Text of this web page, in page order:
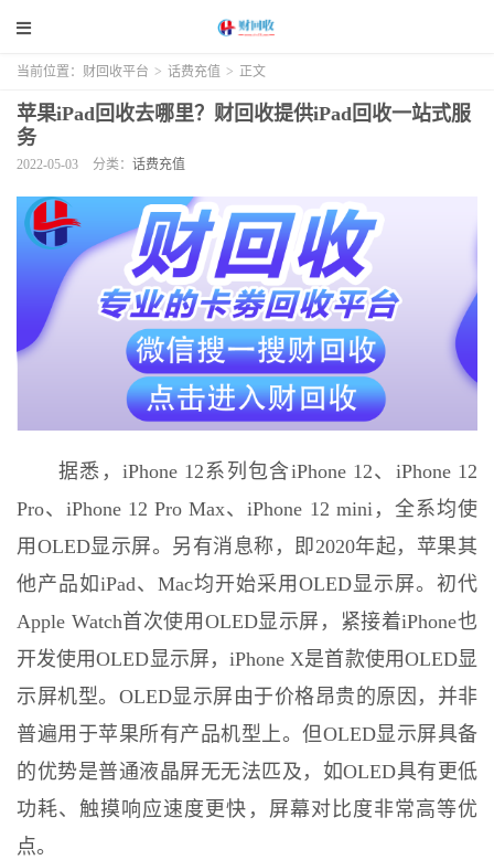
当前位置： 财回收平台 > 话费充值 > 正文
苹果iPad回收去哪里？财回收提供iPad回收一站式服
务
2022-05-03 分类： 话费充值
据悉，iPhone 12系列包含iPhone 12、iPhone 12
Pro、iPhone 12 Pro Max、iPhone 12 mini，全系均使
用OLED显示屏。另有消息称，即2020年起，苹果其
他产品如iPad、Mac均开始采用OLED显示屏。初代
Apple Watch首次使用OLED显示屏，紧接着iPhone也
开发使用OLED显示屏，iPhone X是首款使用OLED显
示屏机型。OLED显示屏由于价格昂贵的原因，并非
普遍用于苹果所有产品机型上。但OLED显示屏具备
的优势是普通液晶屏无无法匹及，如OLED具有更低
功耗、触摸响应速度更快，屏幕对比度非常高等优
点。